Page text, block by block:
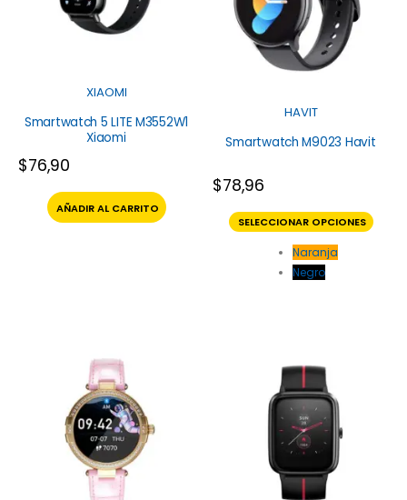
XIAOMI
Smartwatch 5 LITE M3552W1
Xiaomi
$76,90
AÑADIR AL CARRITO
HAVIT
Smartwatch M9023 Havit
$78,96
SELECCIONAR OPCIONES
Naranja
Negro